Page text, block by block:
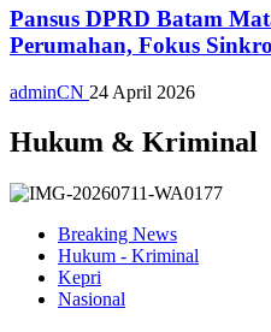
Pansus DPRD Batam
Perumahan, Fokus
adminCN 24 April 2026
Hukum & Kriminal
Breaking News
Hukum - Kriminal
Kepri
Nasional